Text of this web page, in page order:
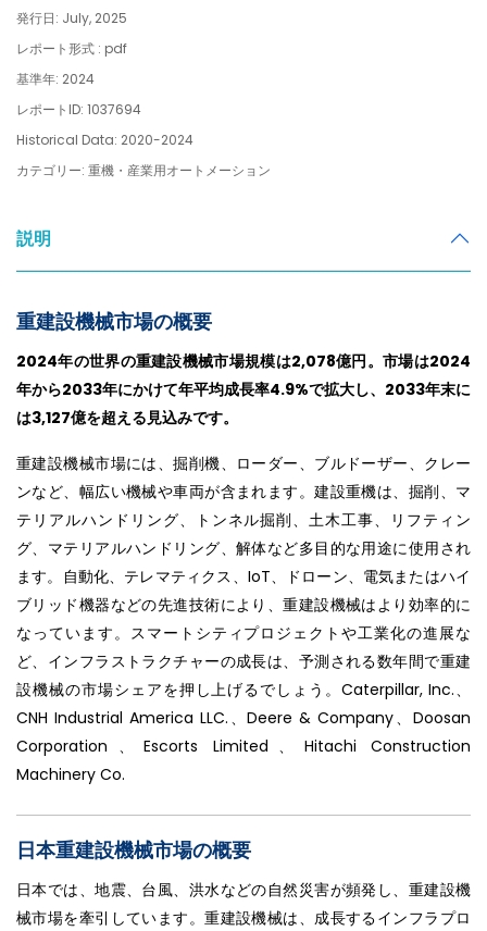
発行日: July, 2025
レポート形式 : pdf
基準年: 2024
レポートID: 1037694
Historical Data: 2020-2024
カテゴリー: 重機・産業用オートメーション
説明
重建設機械市場の概要
2024年の世界の重建設機械市場規模は2,078億円。市場は2024
年から2033年にかけて年平均成長率4.9%で拡大し、2033年末に
は3,127億を超える見込みです。
重建設機械市場には、掘削機、ローダー、ブルドーザー、クレー
ンなど、幅広い機械や車両が含まれます。建設重機は、掘削、マ
テリアルハンドリング、トンネル掘削、土木工事、リフティン
グ、マテリアルハンドリング、解体など多目的な用途に使用され
ます。自動化、テレマティクス、IoT、ドローン、電気またはハイ
ブリッド機器などの先進技術により、重建設機械はより効率的に
なっています。スマートシティプロジェクトや工業化の進展な
ど、インフラストラクチャーの成長は、予測される数年間で重建
設機械の市場シェアを押し上げるでしょう。Caterpillar, Inc.、
CNH Industrial America LLC.、Deere & Company、Doosan
Corporation、Escorts Limited、Hitachi Construction
Machinery Co.
日本重建設機械市場の概要
日本では、地震、台風、洪水などの自然災害が頻発し、重建設機
械市場を牽引しています。重建設機械は、成長するインフラプロ